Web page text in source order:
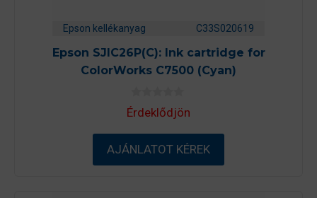
Epson kellékanyag C33S020619
Epson SJIC26P(C): Ink cartridge for
ColorWorks C7500 (Cyan)
0
a
5
-
b
ő
Érdeklődjön
AJÁNLATOT KÉREK